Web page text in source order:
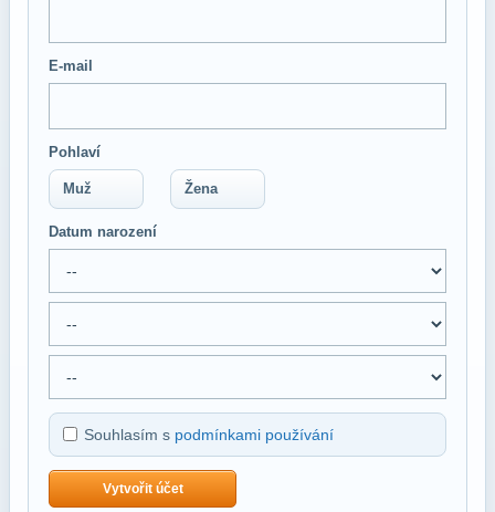
E-mail
Pohlaví
Muž Žena
Datum narození
Souhlasím s podmínkami používání
Vytvořit účet